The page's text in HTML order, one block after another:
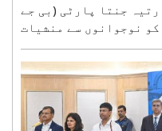
08 اگست (ہ س)۔ بھارتیہ جنتا پارٹی (بی جے
نوجوانوں سے منشیات
ڈونیشن میگا کیمپین